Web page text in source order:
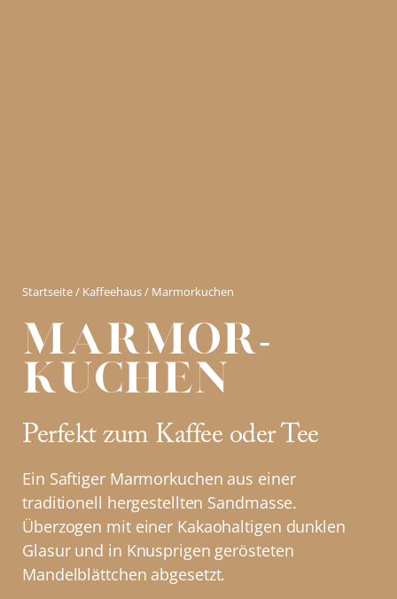
Startseite/ Kaffeehaus/ Marmorkuchen
Marmor-
kuchen
Perfekt zum Kaffee oder Tee
Ein Saftiger Marmorkuchen aus einer
traditionell hergestellten Sandmasse.
Überzogen mit einer Kakaohaltigen dunklen
Glasur und in Knusprigen gerösteten
Mandelblättchen abgesetzt.